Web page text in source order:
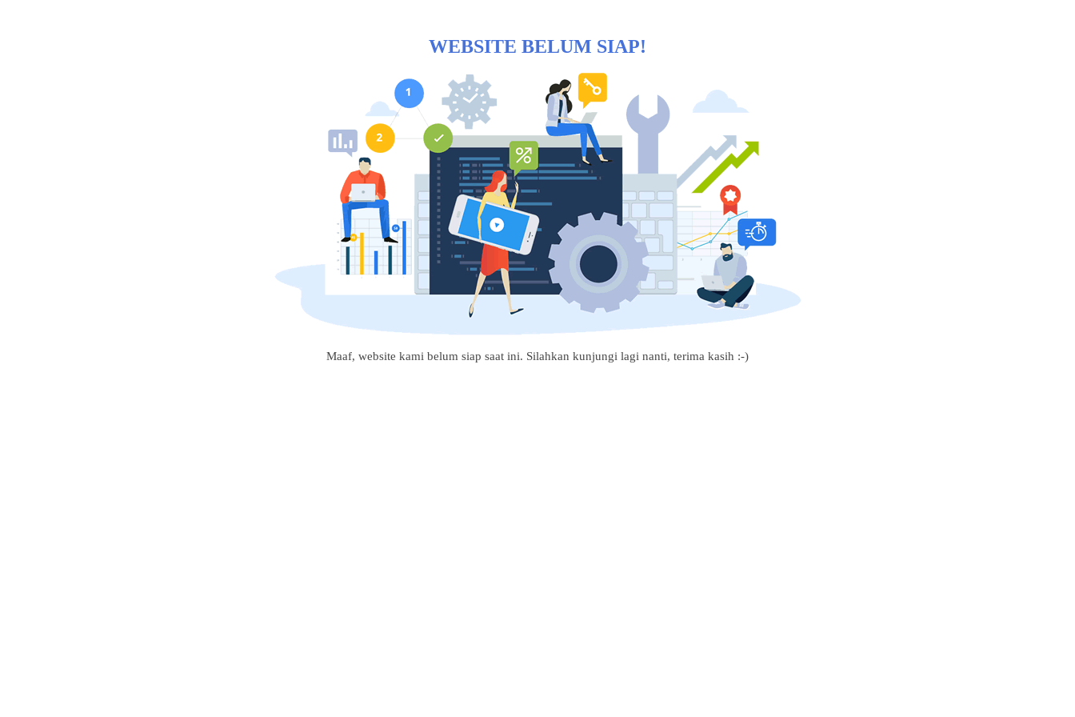
WEBSITE BELUM SIAP!
Maaf, website kami belum siap saat ini. Silahkan kunjungi lagi nanti, terima kasih :-)